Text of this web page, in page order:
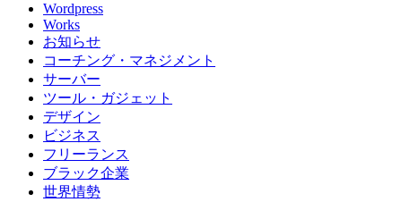
Wordpress
Works
お知らせ
コーチング・マネジメント
サーバー
ツール・ガジェット
デザイン
ビジネス
フリーランス
ブラック企業
世界情勢